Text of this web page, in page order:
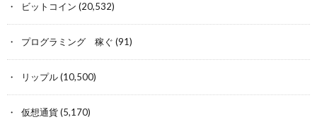
ビットコイン (20,532)
プログラミング 稼ぐ (91)
リップル(10,500)
仮想通貨(5,170)